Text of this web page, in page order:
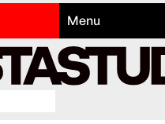
Menu